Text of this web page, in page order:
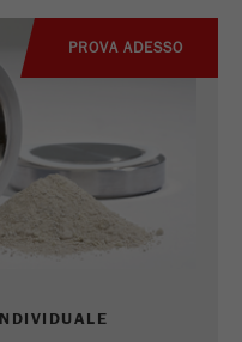
PROVA ADESSO